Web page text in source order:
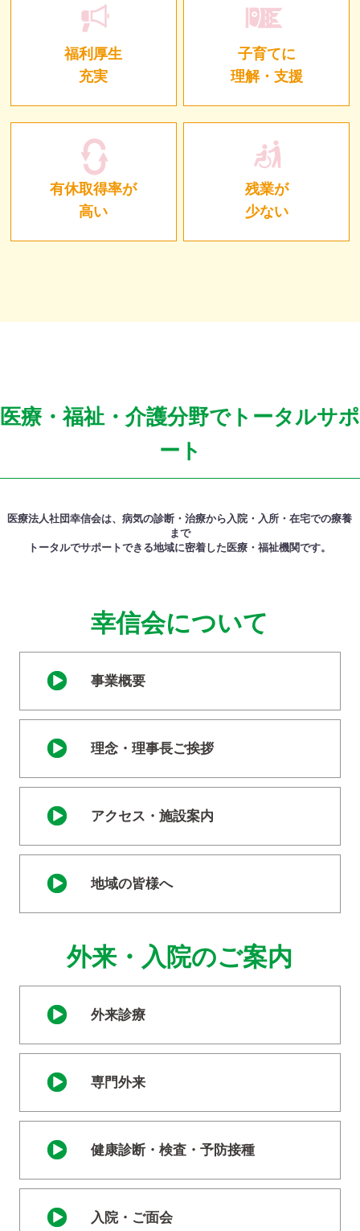
福利厚生
充実
子育てに
理解・支援
有休取得率が
高い
残業が
少ない
医療・福祉・介護分野でトータルサポ
ート
医療法人社団幸信会は、病気の診断・治療から入院・入所・在宅での療養
まで
トータルでサポートできる地域に密着した医療・福祉機関です。
幸信会について
事業概要
理念・理事長ご挨拶
アクセス・施設案内
地域の皆様へ
外来・入院のご案内
外来診療
専門外来
健康診断・検査・予防接種
入院・ご面会